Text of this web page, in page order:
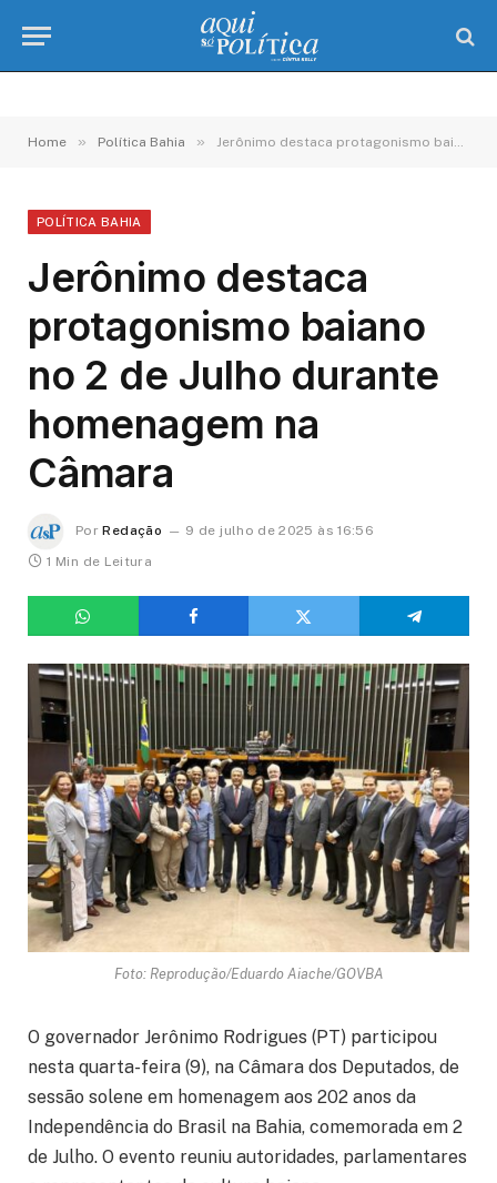
Home » Política Bahia » Jerônimo destaca protagonismo baiano no 2 de Julho durante homenagem na Câmara
POLÍTICA BAHIA
Jerônimo destaca
protagonismo baiano
no 2 de Julho durante
homenagem na
Câmara
Por Redação
9 de julho de 2025 às 16:56
1 Min de Leitura
Foto: Reprodução/Eduardo Aiache/GOVBA
O governador Jerônimo Rodrigues (PT) participou
nesta quarta-feira (9), na Câmara dos Deputados, de
sessão solene em homenagem aos 202 anos da
Independência do Brasil na Bahia, comemorada em 2
de Julho. O evento reuniu autoridades, parlamentares